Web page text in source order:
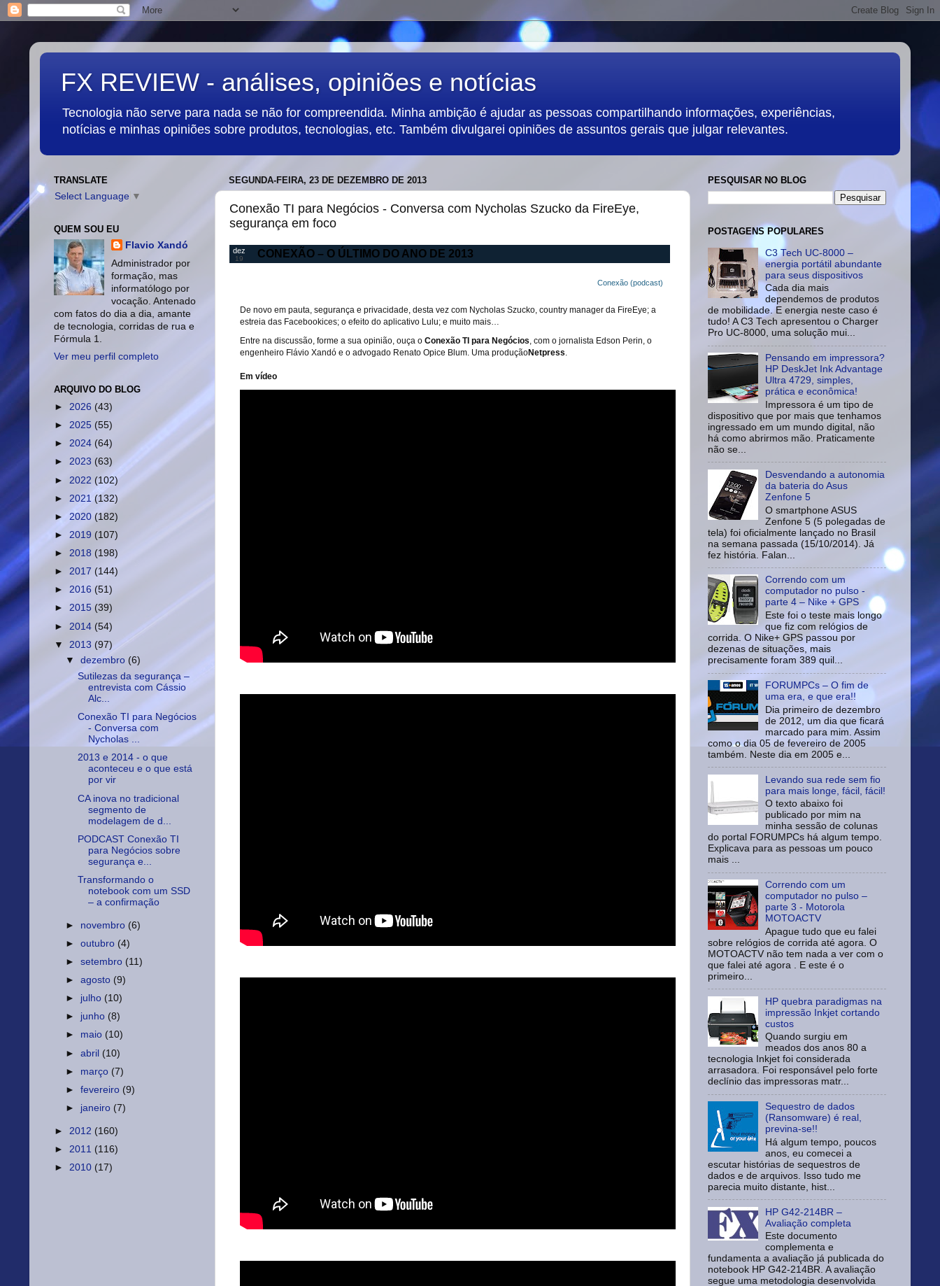
FX REVIEW - análises, opiniões e notícias
Tecnologia não serve para nada se não for compreendida. Minha ambição é ajudar as pessoas compartilhando informações, experiências,
notícias e minhas opiniões sobre produtos, tecnologias, etc. Também divulgarei opiniões de assuntos gerais que julgar relevantes.
SEGUNDA-FEIRA, 23 DE DEZEMBRO DE 2013
Conexão TI para Negócios - Conversa com Nycholas Szucko da FireEye,
segurança em foco
CONEXÃO – O ÚLTIMO DO ANO DE 2013
dez
19
Conexão (podcast)
De novo em pauta, segurança e privacidade, desta vez com Nycholas Szucko, country manager da FireEye; a
estreia das Facebookices; o efeito do aplicativo Lulu; e muito mais…
Entre na discussão, forme a sua opinião, ouça o Conexão TI para Negócios, com o jornalista Edson Perin, o
engenheiro Flávio Xandó e o advogado Renato Opice Blum. Uma produçãoNetpress.
Em vídeo
TRANSLATE
Select Language ▼
QUEM SOU EU
Flavio Xandó
Administrador por
formação, mas
informatólogo por
vocação. Antenado
com fatos do dia a dia, amante
de tecnologia, corridas de rua e
Fórmula 1.
Ver meu perfil completo
ARQUIVO DO BLOG
► 2026 (43)
► 2025 (55)
► 2024 (64)
► 2023 (63)
► 2022 (102)
► 2021 (132)
► 2020 (182)
► 2019 (107)
► 2018 (198)
► 2017 (144)
► 2016 (51)
► 2015 (39)
► 2014 (54)
▼ 2013 (97)
▼dezembro (6)
Sutilezas da segurança –
entrevista com Cássio
Alc...
Conexão TI para Negócios
- Conversa com
Nycholas ...
2013 e 2014 - o que
aconteceu e o que está
por vir
CA inova no tradicional
segmento de
modelagem de d...
PODCAST Conexão TI
para Negócios sobre
segurança e...
Transformando o
notebook com um SSD
– a confirmação
► novembro (6)
►outubro (4)
►setembro (11)
►agosto (9)
► julho (10)
► junho (8)
► maio (10)
►abril (10)
► março (7)
►fevereiro (9)
► janeiro (7)
► 2012 (160)
► 2011 (116)
► 2010 (17)
PESQUISAR NO BLOG
POSTAGENS POPULARES
C3 Tech UC-8000 –
energia portátil abundante
para seus dispositivos
Cada dia mais
dependemos de produtos
de mobilidade. E energia neste caso é
tudo! A C3 Tech apresentou o Charger
Pro UC-8000, uma solução mui...
Pensando em impressora?
HP DeskJet Ink Advantage
Ultra 4729, simples,
prática e econômica!
Impressora é um tipo de
dispositivo que por mais que tenhamos
ingressado em um mundo digital, não
há como abrirmos mão. Praticamente
não se...
Desvendando a autonomia
da bateria do Asus
Zenfone 5
O smartphone ASUS
Zenfone 5 (5 polegadas de
tela) foi oficialmente lançado no Brasil
na semana passada (15/10/2014). Já
fez história. Falan...
Correndo com um
computador no pulso -
parte 4 – Nike + GPS
Este foi o teste mais longo
que fiz com relógios de
corrida. O Nike+ GPS passou por
dezenas de situações, mais
precisamente foram 389 quil...
FORUMPCs – O fim de
uma era, e que era!!
Dia primeiro de dezembro
de 2012, um dia que ficará
marcado para mim. Assim
como o dia 05 de fevereiro de 2005
também. Neste dia em 2005 e...
Levando sua rede sem fio
para mais longe, fácil, fácil!
O texto abaixo foi
publicado por mim na
minha sessão de colunas
do portal FORUMPCs há algum tempo.
Explicava para as pessoas um pouco
mais ...
Correndo com um
computador no pulso –
parte 3 - Motorola
MOTOACTV
Apague tudo que eu falei
sobre relógios de corrida até agora. O
MOTOACTV não tem nada a ver com o
que falei até agora . E este é o
primeiro...
HP quebra paradigmas na
impressão Inkjet cortando
custos
Quando surgiu em
meados dos anos 80 a
tecnologia Inkjet foi considerada
arrasadora. Foi responsável pelo forte
declínio das impressoras matr...
Sequestro de dados
(Ransomware) é real,
previna-se!!
Há algum tempo, poucos
anos, eu comecei a
escutar histórias de sequestros de
dados e de arquivos. Isso tudo me
parecia muito distante, hist...
HP G42-214BR –
Avaliação completa
Este documento
complementa e
fundamenta a avaliação já publicada do
notebook HP G42-214BR. A avaliação
segue uma metodologia desenvolvida